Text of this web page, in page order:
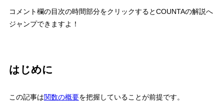
コメント欄の目次の時間部分をクリックするとCOUNTAの解説へ
ジャンプできますよ！
はじめに
この記事は関数の概要を把握していることが前提です。